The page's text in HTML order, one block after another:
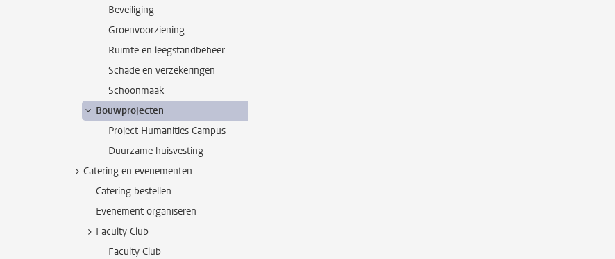
Beveiliging
Groenvoorziening
Ruimte en leegstandbeheer
Schade en verzekeringen
Schoonmaak
Bouwprojecten
Project Humanities Campus
Duurzame huisvesting
Catering en evenementen
Catering bestellen
Evenement organiseren
Faculty Club
Faculty Club